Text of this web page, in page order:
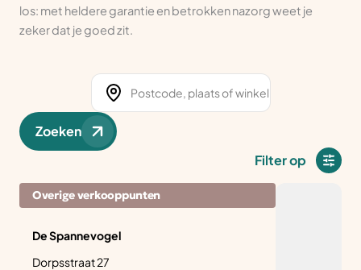
los: met heldere garantie en betrokken nazorg weet je
zeker dat je goed zit.
Zoeken
Filter op
Overige verkooppunten
De Spannevogel
Dorpsstraat 27